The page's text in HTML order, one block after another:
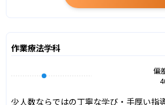
作業療法学科
偏
少人数ならではの丁寧な学び・手厚い指